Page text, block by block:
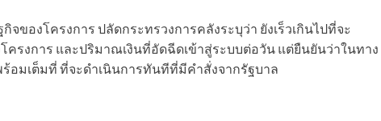
ของโครงการ ปลัดกระทรวงการคลังระบุว่า ยังเร็วเกินไปที่จะ
ครงการ และปริมาณเงินที่อัดฉีดเข้าสู่ระบบต่อวัน แต่ยืนยันว่าในทาง
มเต็มที่ ที่จะดำเนินการทันทีที่มีคำสั่งจากรัฐบาล